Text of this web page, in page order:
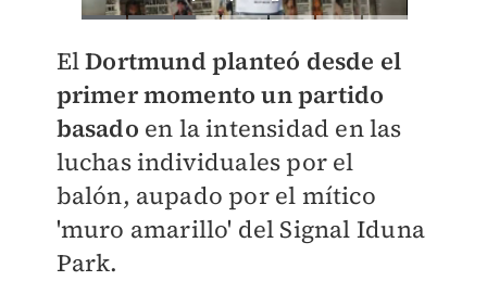
ElDortmund planteó desde el
primer momento un partido
basado en la intensidad en las
luchas individuales por el
balón, aupado por el mítico
'muro amarillo' del Signal Iduna
Park.